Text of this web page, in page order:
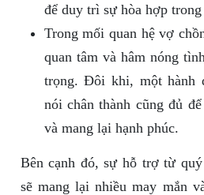
để duy trì sự hòa hợp
Trong mối quan hệ vợ
quan tâm và hâm nóng
trọng. Đôi khi, một hành
nói chân thành cũng đủ
và mang lại hạnh phúc.
Bên cạnh đó, sự hỗ trợ từ
sẽ mang lại nhiều may mắn